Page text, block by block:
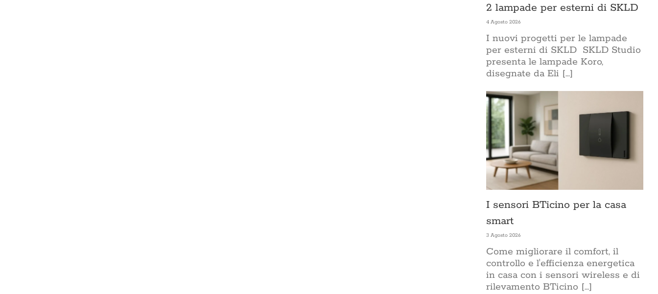
2 lampade per esterni di SKLD
4 Agosto 2026
I nuovi progetti per le lampade
per esterni di SKLD SKLD Studio
presenta le lampade Koro,
disegnate da Eli [...]
I sensori BTicino per la casa
smart
3 Agosto 2026
Come migliorare il comfort, il
controllo e l'efficienza energetica
in casa con i sensori wireless e di
rilevamento BTicino [...]